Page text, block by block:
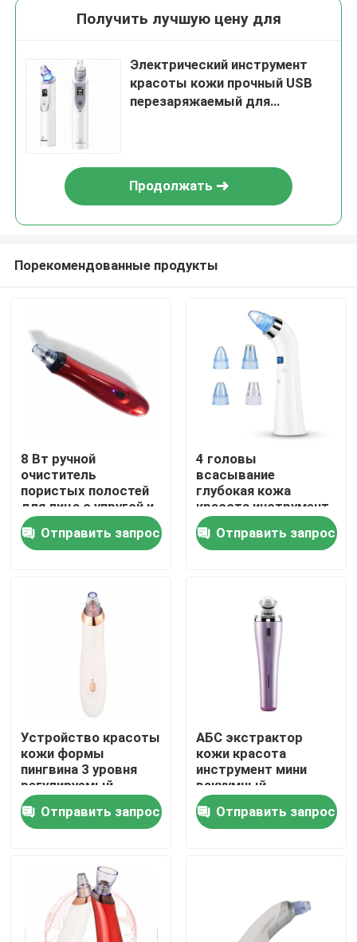
Дома
О Компании
Продукция
Инструменты для выпрямления волос
железо для волос
Шлифовка для волос
Постригатель волос
Бритва для бритья
Анализатор волос
Получить лучшую цену для
Электрический инструмент
красоты кожи прочный USB
перезаряжаемый для
Продолжать
Порекомендованные продукты
8 Вт ручной
очиститель
пористых полостей
для лица с упругой и
гладкой функцией
Отправить запрос
4 головы
всасывание
глубокая кожа
красота инструмент
на заказ очиститель
пор всасывающий
инструмент
Отправить запрос
Устройство красоты
кожи формы
пингвина 3 уровня
регулируемый
интенсивность
очиститель полостей
лица
Отправить запрос
АБС экстрактор
кожи красота
инструмент мини
вакуумный
очиститель поры
лица PP голова
Отправить запрос